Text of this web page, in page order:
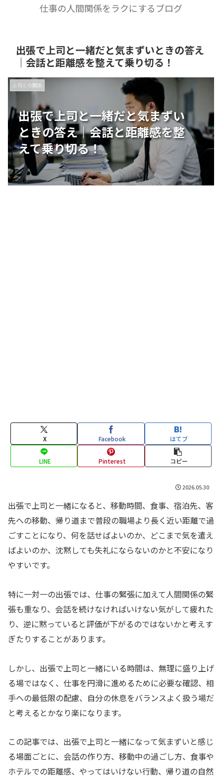
仕事の人間関係をラクにするブログ
出張で上司と一緒だと気まずいときの答え
｜会話と距離感を整えて乗り切る！
出張で上司と一緒だと気まずい
ときの答え｜会話と距離感を整
えて乗り切る！
上司との関係
X Facebook はてブ
LINE Pinterest コピー
2026.05.30
出張で上司と一緒になると、移動時間、食事、宿泊先、客
先への移動、帰り道まで普段の職場より長く近い距離で過
ごすことになり、何を話せばよいのか、どこまで気を遣え
ばよいのか、沈黙しても失礼にならないのかと不安になり
やすいです。
特に一対一の出張では、仕事の緊張に加えて人間関係の緊
張も重なり、会話を続けなければいけない気がして疲れた
り、逆に黙っていると評価が下がるのではないかと考えす
ぎたりすることがあります。
しかし、出張で上司と一緒にいる時間は、無理に盛り上げ
る場ではなく、仕事を円滑に進めるために必要な確認、相
手への最低限の配慮、自分の休息をバランスよく扱う場だ
と考えるとかなり楽になります。
この記事では、出張で上司と一緒になって気まずいと感じ
る場面ごとに、会話の作り方、移動中の過ごし方、食事や
ホテルでの距離感、やってはいけない行動、帰り道の自然